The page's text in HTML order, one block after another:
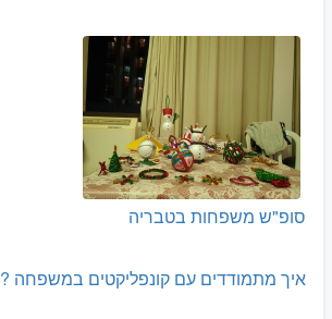
סופ"ש משפחות בטבריה
איך מתמודדים עם קונפליקטים במשפחה ?